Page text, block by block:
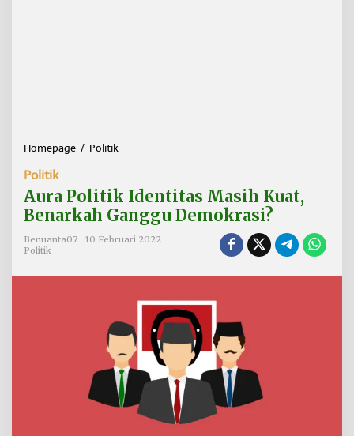
Homepage / Politik
a
P
o
i
e
t
i
t
a
Politik
Aura Politik Identitas Masih Kuat,
Benarkah Ganggu Demokrasi?
Benuanta07
10 Februari 2022
Politik